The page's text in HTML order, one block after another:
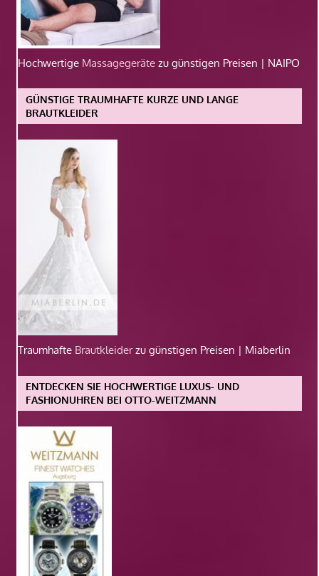
Hochwertige Massagegeräte zu günstigen Preisen | NAIPO
GÜNSTIGE TRAUMHAFTE KURZE UND LANGE
BRAUTKLEIDER
Traumhafte Brautkleiderzu günstigen Preisen | Miaberlin
ENTDECKEN SIE HOCHWERTIGE LUXUS- UND
FASHIONUHREN BEI OTTO-WEITZMANN